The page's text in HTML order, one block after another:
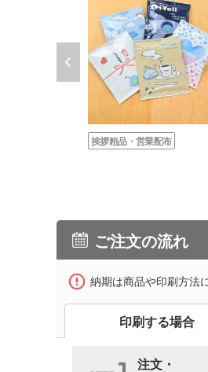
挨拶粗品・営業配布
ご注文の流れ
納期は商品や印刷方法
印刷する場合
注文・